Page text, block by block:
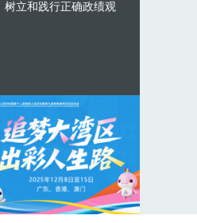
树立和践行正确政绩观